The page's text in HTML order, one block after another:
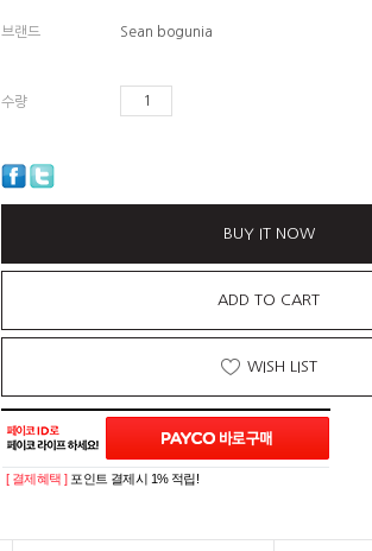
브랜드 Sean bogunia
수량
BUY IT NOW
ADD TO CART
WISH LIST
[ 결제혜택 ] 포인트 결제시 1% 적립!